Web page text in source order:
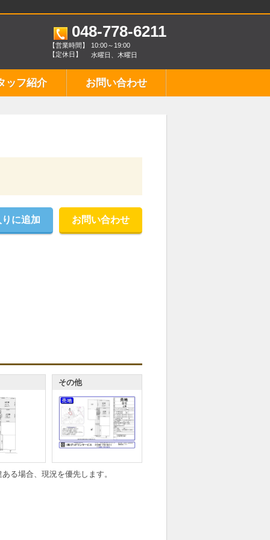
048-778-6211
【営業時間】
10:00～19:00
【定休日】
水曜日、木曜日
ッフ紹介 お問い合わせ
お問い合わせ
に追加
その他
る場合、現況を優先します。